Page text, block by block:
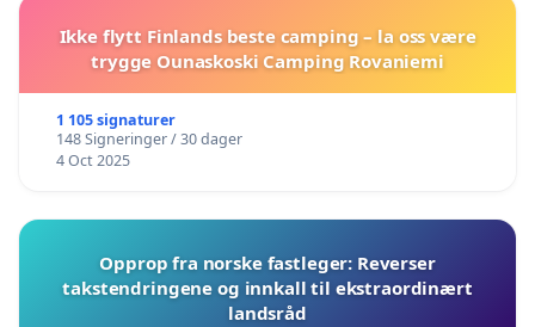
Ikke flytt Finlands beste camping – la oss være
trygge Ounaskoski Camping Rovaniemi
1 105 signaturer
148 Signeringer / 30 dager
4 Oct 2025
Opprop fra norske fastleger: Reverser
takstendringene og innkall til ekstraordinært
landsråd